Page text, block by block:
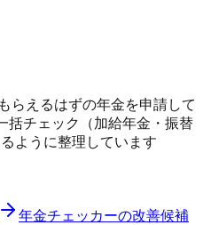
らえるはずの年金を申請して
括チェック（加給年金・振替
ように整理しています
年金チェッカーの改善候補